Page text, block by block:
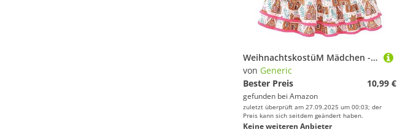
WeihnachtskostüM Mädchen - Kleinkind Mädchen Langarm Weihnachten Drucke Prinzessin Kleid Tanz Party Kleider Kinder Kleidung
von Generic
Bester Preis
10,99 €
gefunden bei Amazon
zuletzt überprüft am 27.09.2025 um 00:03; der
Preis kann sich seitdem geändert haben.
Keine weiteren Anbieter